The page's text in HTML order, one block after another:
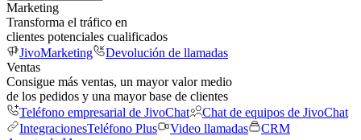
Marketing
Transforma el tráfico en
clientes potenciales cualificados
JivoMarketing
Devolución de llamadas
Ventas
Consigue más ventas, un mayor valor medio
de los pedidos y una mayor base de clientes
Teléfono empresarial de JivoChat
Chat de equipos de JivoChat
IntegracionesTeléfono Plus Video llamadas
CRM